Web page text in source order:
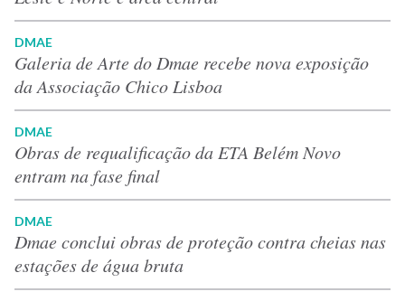
DMAE
Galeria de Arte do Dmae recebe nova exposição
da Associação Chico Lisboa
DMAE
Obras de requalificação da ETA Belém Novo
entram na fase final
DMAE
Dmae conclui obras de proteção contra cheias nas
estações de água bruta